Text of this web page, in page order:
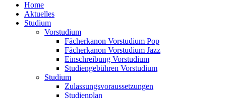
Home
Aktuelles
Studium
Vorstudium
Fächerkanon Vorstudium Pop
Fächerkanon Vorstudium Jazz
Einschreibung Vorstudium
Studiengebühren Vorstudium
Studium
Zulassungsvoraussetzungen
Studienplan